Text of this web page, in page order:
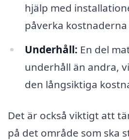
hjälp med
påverka
Underhåll: En del
underhåll än andra,
den långsiktiga
Det är också viktigt att
på det område som ska